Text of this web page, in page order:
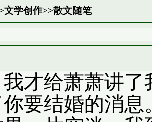
文学创作>>散文随笔
才给萧萧讲
要结婚的消